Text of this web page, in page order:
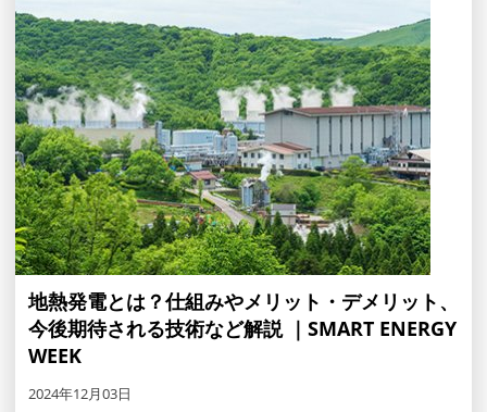
地熱発電とは？仕組みやメリット・デメリット、
今後期待される技術など解説 ｜SMART ENERGY
WEEK
2024年12月03日